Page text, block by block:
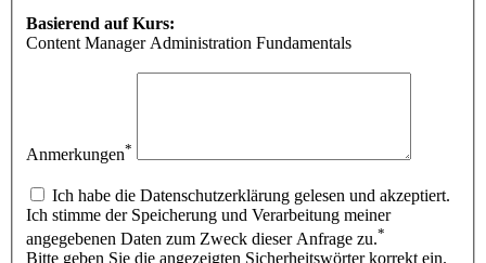
Basierend auf Kurs:
Content Manager Administration Fundamentals
Anmerkungen*
Ich habe die Datenschutzerklärung gelesen und akzeptiert.
Ich stimme der Speicherung und Verarbeitung meiner
angegebenen Daten zum Zweck dieser Anfrage zu.*
Bitte geben Sie die angezeigten Sicherheitswörter korrekt ein.